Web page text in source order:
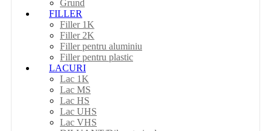
Grund
FILLER
Filler 1K
Filler 2K
Filler pentru aluminiu
Filler pentru plastic
LACURI
Lac 1K
Lac MS
Lac HS
Lac UHS
Lac VHS